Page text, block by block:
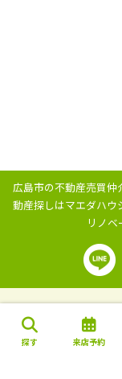
探す 来店予約
広島市の不動産売買
動産探しはマエダハウ
リノベ